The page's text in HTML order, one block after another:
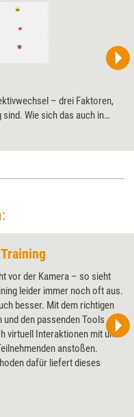
– drei Faktoren,
Wie sich das auch in
vor der Kamera – so sieht
leider immer noch oft aus.
besser. Mit dem richtigen
und den passenden Tools
virtuell Interaktionen mit und
anstoßen.
dafür liefert dieses